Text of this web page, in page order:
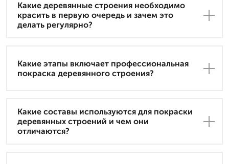
Какие деревянные строения необходимо
красить в первую очередь и зачем это
делать регулярно?
Какие этапы включает профессиональная
покраска деревянного строения?
Какие составы используются для покраски
деревянных строений и чем они
отличаются?